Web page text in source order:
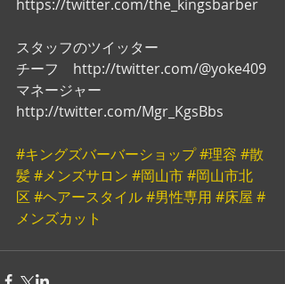
https://twitter.com/the_kingsbarber
スタッフのツイッター
チーフ　http://twitter.com/@yoke409
マネージャー
http://twitter.com/Mgr_KgsBbs
#キングズバーバーショップ#理容 #散
髪#メンズサロン #岡山市#岡山市北
区 #ヘアースタイル#男性専用 #床屋 #
メンズカット